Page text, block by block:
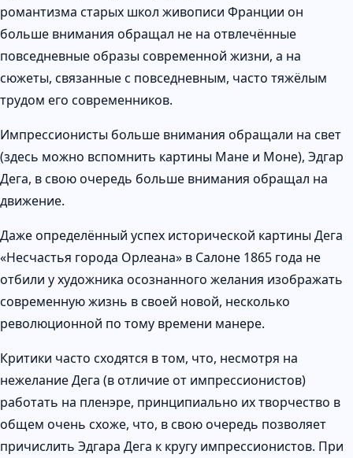
романтизма старых школ живописи Франции он
больше внимания обращал не на отвлечённые
повседневные образы современной жизни, а на
сюжеты, связанные с повседневным, часто тяжёлым
трудом его современников.
Импрессионисты больше внимания обращали на свет
(здесь можно вспомнить картины Мане и Моне), Эдгар
Дега, в свою очередь больше внимания обращал на
движение.
Даже определённый успех исторической картины Дега
«Несчастья города Орлеана» в Салоне 1865 года не
отбили у художника осознанного желания изображать
современную жизнь в своей новой, несколько
революционной по тому времени манере.
Критики часто сходятся в том, что, несмотря на
нежелание Дега (в отличие от импрессионистов)
работать на пленэре, принципиально их творчество в
общем очень схоже, что, в свою очередь позволяет
причислить Эдгара Дега к кругу импрессионистов. При